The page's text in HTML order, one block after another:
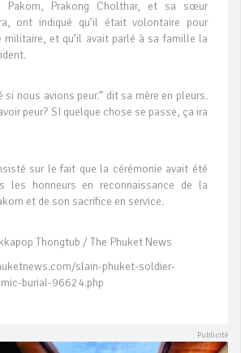
Pakom, Prakong Cholthar, et sa sœur
ont indiqué qu’il était volontaire pour
militaire, et qu’il avait parlé à sa famille la
si nous avions peur.” dit sa mère en pleurs.
peur? SI quelque chose se passe, ça ira
sur le fait que la cérémonie avait été
les honneurs en reconnaissance de la
et de son sacrifice en service.
Thongtub / The Phuket News
slain-phuket-soldier-
burial-96624.php